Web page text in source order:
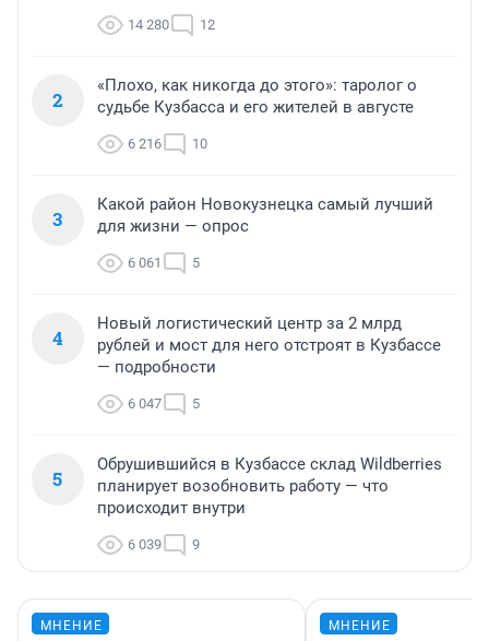
14 280 12
2
«Плохо, как никогда до этого»: таролог о
судьбе Кузбасса и его жителей в августе
6 216 10
3
Какой район Новокузнецка самый лучший
для жизни — опрос
6 061 5
4
Новый логистический центр за 2 млрд
рублей и мост для него отстроят в Кузбассе
— подробности
6 047 5
5
Обрушившийся в Кузбассе склад Wildberries
планирует возобновить работу — что
происходит внутри
6 039 9
МНЕНИЕ МНЕНИЕ